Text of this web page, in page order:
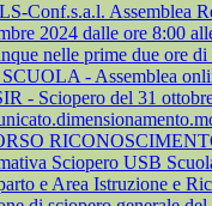
Conf.s.a.l. Assemblea
2024 dalle ore 8:00
nelle prime due ore
- Assemblea
- Sciopero del 31
Sciopero USB
e Area Istruzione e